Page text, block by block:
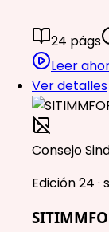
24 págs
Leer
Ver detalles
Consejo
Edición 24